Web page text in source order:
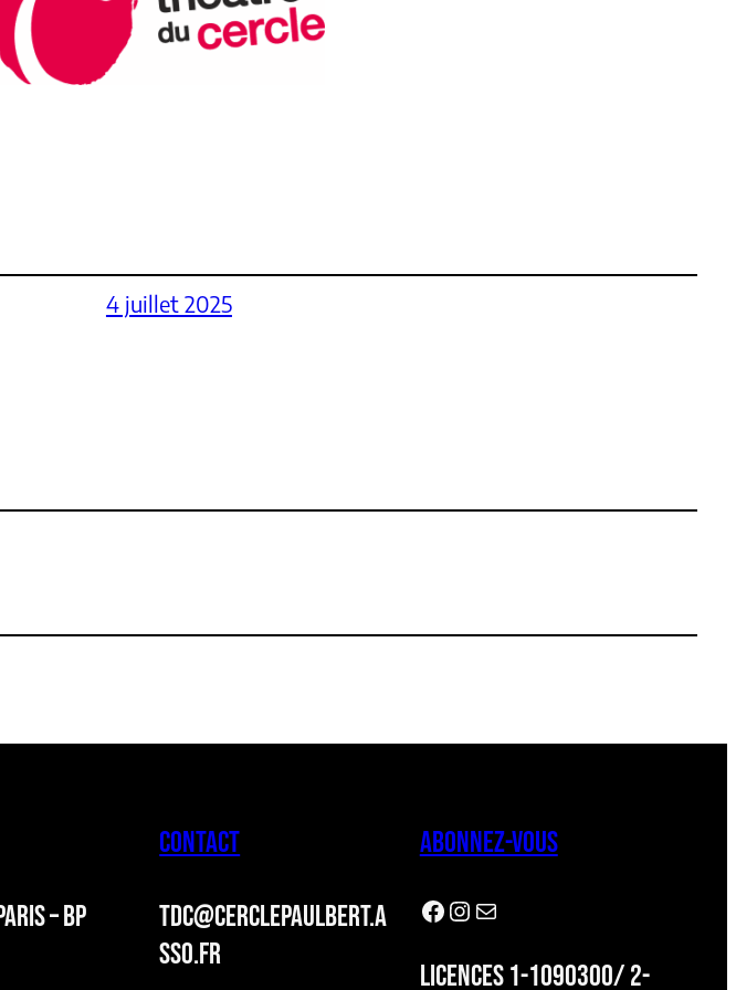
4 juillet 2025
– BP
CONTACT
TDC@CERCLEPAULBERT.A
SSO.FR
ABONNEZ-VOUS
Facebook Instagram Newsletter
LICENCES 1-1090300/ 2-